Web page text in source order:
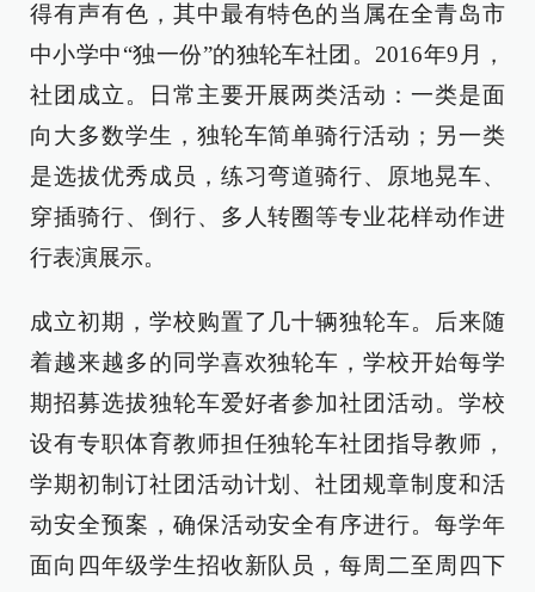
得有声有色，其中最有特色的当属在全青岛市
中小学中“独一份”的独轮车社团。2016年9月，
社团成立。日常主要开展两类活动：一类是面
向大多数学生，独轮车简单骑行活动；另一类
是选拔优秀成员，练习弯道骑行、原地晃车、
穿插骑行、倒行、多人转圈等专业花样动作进
行表演展示。
成立初期，学校购置了几十辆独轮车。后来随
着越来越多的同学喜欢独轮车，学校开始每学
期招募选拔独轮车爱好者参加社团活动。学校
设有专职体育教师担任独轮车社团指导教师，
学期初制订社团活动计划、社团规章制度和活
动安全预案，确保活动安全有序进行。每学年
面向四年级学生招收新队员，每周二至周四下